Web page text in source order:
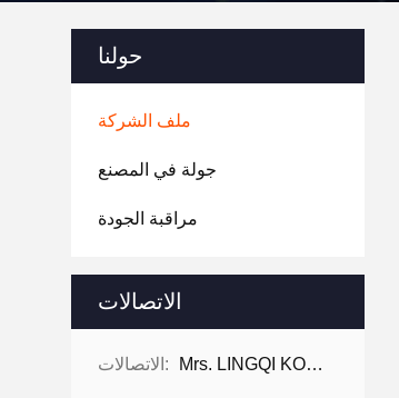
حولنا
ملف الشركة
جولة في المصنع
مراقبة الجودة
الاتصالات
الاتصالات: Mrs. LINGQI KONG